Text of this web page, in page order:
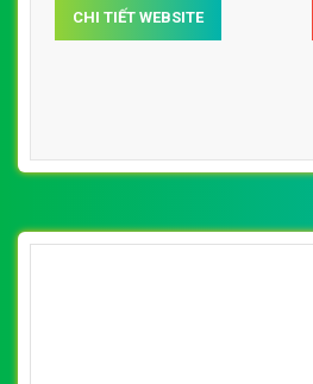
CHI TIẾT WEBSITE